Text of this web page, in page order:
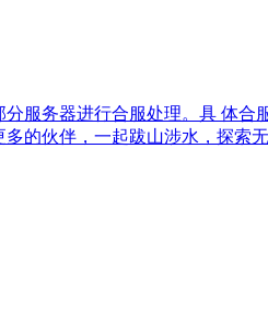
服务器进行合服处理。具 体
的伙伴，一起跋山涉水，探索